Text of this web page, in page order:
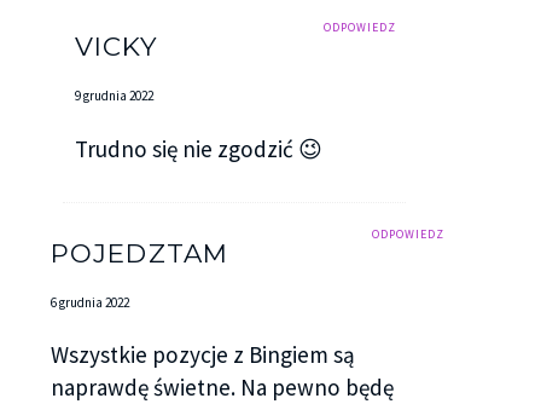
ODPOWIEDZ
VICKY
9 grudnia 2022
Trudno się nie zgodzić 😉
ODPOWIEDZ
POJEDZTAM
6 grudnia 2022
Wszystkie pozycje z Bingiem są
naprawdę świetne. Na pewno będę